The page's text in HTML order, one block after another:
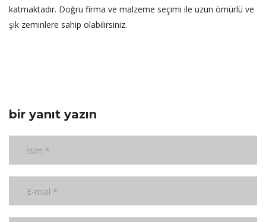
katmaktadır. Doğru firma ve malzeme seçimi ile uzun ömürlü ve
şık zeminlere sahip olabilirsiniz.
bir yanıt yazın